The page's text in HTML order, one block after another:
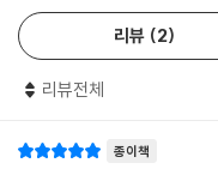
움도 없이 파헤친다는 것은
춰진 내면의 언어를 듣게 해
지 않습니다. 오히려, 누구나
됩니다.
리뷰 2
리뷰전체
종이책